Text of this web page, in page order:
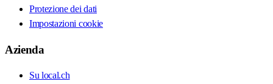
Protezione dei dati
Impostazioni cookie
Azienda
Su local.ch